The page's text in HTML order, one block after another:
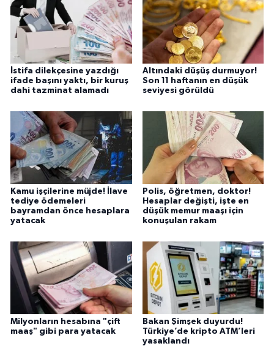
İstifa dilekçesine yazdığı
ifade başını yaktı, bir kuruş
dahi tazminat alamadı
Altındaki düşüş durmuyor!
Son 11 haftanın en düşük
seviyesi görüldü
Kamu işçilerine müjde! İlave
tediye ödemeleri
bayramdan önce hesaplara
yatacak
Polis, öğretmen, doktor!
Hesaplar değişti, işte en
düşük memur maaşı için
konuşulan rakam
Milyonların hesabına "çift
maaş" gibi para yatacak
Bakan Şimşek duyurdu!
Türkiye’de kripto ATM’leri
yasaklandı